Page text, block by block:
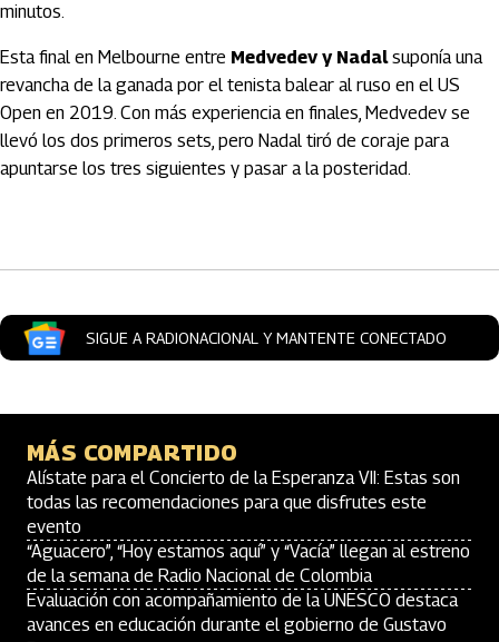
minutos.
Esta final en Melbourne entre Medvedev y Nadalsuponía una
revancha de la ganada por el tenista balear al ruso en el US
Open en 2019. Con más experiencia en finales, Medvedev se
llevó los dos primeros sets, pero Nadal tiró de coraje para
apuntarse los tres siguientes y pasar a la posteridad.
SIGUE A RADIONACIONAL Y MANTENTE CONECTADO
MÁS COMPARTIDO
Alístate para el Concierto de la Esperanza VII: Estas son
todas las recomendaciones para que disfrutes este
evento
“Aguacero”, “Hoy estamos aquí” y “Vacía” llegan al estreno
de la semana de Radio Nacional de Colombia
Evaluación con acompañamiento de la UNESCO destaca
avances en educación durante el gobierno de Gustavo